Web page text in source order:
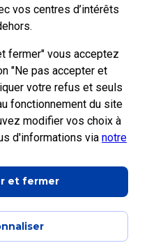
vos centres d’intérêts
fermer" vous acceptez
"Ne pas accepter et
votre refus et seuls
fonctionnement du site
modifier vos choix à
d'informations via notre
et fermer
Groupe
recrute